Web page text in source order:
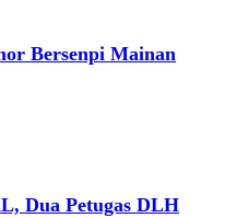
Bersenpi Mainan
Dua Petugas DLH